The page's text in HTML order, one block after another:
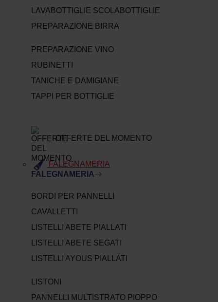
LAVABOTTIGLIE SCOLABOTTIGLIE
PREPARAZIONE BIRRA
PREPARAZIONE VINO
RUBINETTI
TANICHE E DAMIGIANE
TAPPI PER BOTTIGLIE
OFFERTE DEL MOMENTO
FALEGNAMERIA
FALEGNAMERIA
BORDI PER PANNELLI
CAVALLETTI
LISTELLI ABETE PIALLATI
LISTELLI ABETE SEGATI
LISTELLI AYOUS PIALLATI
LISTONI
PANNELLI MULTISTRATO PIOPPO